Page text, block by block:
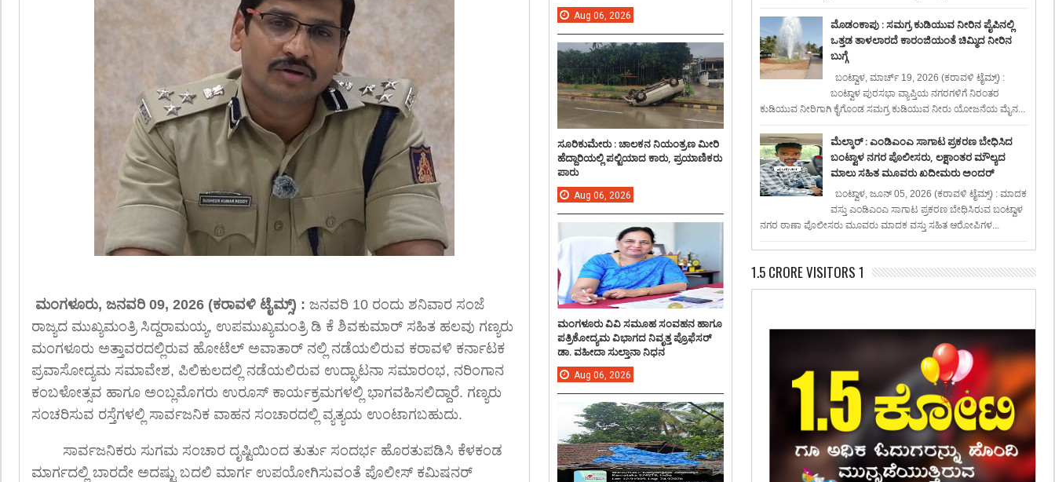
ಮಂಗಳೂರು, ಜನವರಿ 09, 2026 (ಕರಾವಳಿ ಟೈಮ್ಸ್) : ಜನವರಿ 10 ರಂದು ಶನಿವಾರ ಸಂಜೆ
ರಾಜ್ಯದ ಮುಖ್ಯಮಂತ್ರಿ ಸಿದ್ದರಾಮಯ್ಯ, ಉಪಮುಖ್ಯಮಂತ್ರಿ ಡಿ ಕೆ ಶಿವಕುಮಾರ್ ಸಹಿತ ಹಲವು ಗಣ್ಯರು
ಮಂಗಳೂರು ಅತ್ತಾವರದಲ್ಲಿರುವ ಹೋಟೆಲ್ ಅವಾತಾರ್ ನಲ್ಲಿ ನಡೆಯಲಿರುವ ಕರಾವಳಿ ಕರ್ನಾಟಕ
ಪ್ರವಾಸೋದ್ಯಮ ಸಮಾವೇಶ, ಪಿಲಿಕುಲದಲ್ಲಿ ನಡೆಯಲಿರುವ ಉದ್ಘಾಟನಾ ಸಮಾರಂಭ, ನರಿಂಗಾನ
ಕಂಬಳೋತ್ಸವ ಹಾಗೂ ಅಂಬ್ಲಮೊಗರು ಉರೂಸ್ ಕಾರ್ಯಕ್ರಮಗಳಲ್ಲಿ ಭಾಗವಹಿಸಲಿದ್ದಾರೆ. ಗಣ್ಯರು
ಸಂಚರಿಸುವ ರಸ್ತೆಗಳಲ್ಲಿ ಸಾರ್ವಜನಿಕ ವಾಹನ ಸಂಚಾರದಲ್ಲಿ ವ್ಯತ್ಯಯ ಉಂಟಾಗಬಹುದು.
ಸಾರ್ವಜನಿಕರು ಸುಗಮ ಸಂಚಾರ ದೃಷ್ಟಿಯಿಂದ ತುರ್ತು ಸಂದರ್ಭ ಹೊರತುಪಡಿಸಿ ಕೆಳಕಂಡ
ಮಾರ್ಗದಲ್ಲಿ ಬಾರದೇ ಅದಷ್ಟು ಬದಲಿ ಮಾರ್ಗ ಉಪಯೋಗಿಸುವಂತೆ ಪೊಲೀಸ್ ಕಮಿಷನರ್
ಮೊಡಂಕಾಪು : ಸಮಗ್ರ ಕುಡಿಯುವ ನೀರಿನ ಪೈಪಿನಲ್ಲಿ
ಒತ್ತಡ ತಾಳಲಾರದೆ ಕಾರಂಜಿಯಂತೆ ಚಿಮ್ಮಿದ ನೀರಿನ
ಬುಗ್ಗೆ
ಬಂಟ್ವಾಳ, ಮಾರ್ಚ್ 19, 2026 (ಕರಾವಳಿ ಟೈಮ್ಸ್) :
ಬಂಟ್ವಾಳ ಪುರಸಭಾ ವ್ಯಾಪ್ತಿಯ ನಗರಗಳಿಗೆ ನಿರಂತರ
ಕುಡಿಯುವ ನೀರಿಗಾಗಿ ಕೈಗೊಂಡ ಸಮಗ್ರ ಕುಡಿಯುವ ನೀರು ಯೋಜನೆಯ ಮೈನ...
ಮೆಲ್ಕಾರ್ : ಎಂಡಿಎಂಎ ಸಾಗಾಟ ಪ್ರಕರಣ ಬೇಧಿಸಿದ
ಬಂಟ್ವಾಳ ನಗರ ಪೊಲೀಸರು, ಲಕ್ಷಾಂತರ ಮೌಲ್ಯದ
ಮಾಲು ಸಹಿತ ಮೂವರು ಖದೀಮರು ಅಂದರ್
ಬಂಟ್ವಾಳ, ಜೂನ್ 05, 2026 (ಕರಾವಳಿ ಟೈಮ್ಸ್) : ಮಾದಕ
ವಸ್ತು ಎಂಡಿಎಂಎ ಸಾಗಾಟ ಪ್ರಕರಣ ಬೇಧಿಸಿರುವ ಬಂಟ್ವಾಳ
ನಗರ ಠಾಣಾ ಪೊಲೀಸರು ಮೂವರು ಮಾದಕ ವಸ್ತು ಸಹಿತ ಆರೋಪಿಗಳ...
1.5 CRORE VISITORS 1
Aug 06, 2026
ಸೂರಿಕುಮೇರು : ಚಾಲಕನ ನಿಯಂತ್ರಣ ಮೀರಿ
ಹೆದ್ದಾರಿಯಲ್ಲಿ ಪಲ್ಟಿಯಾದ ಕಾರು, ಪ್ರಯಾಣಿಕರು
ಪಾರು
Aug 06, 2026
ಮಂಗಳೂರು ವಿವಿ ಸಮೂಹ ಸಂವಹನ ಹಾಗೂ
ಪತ್ರಿಕೋದ್ಯಮ ವಿಭಾಗದ ನಿವೃತ್ತ ಪ್ರೊಫೆಸರ್
ಡಾ. ವಹೀದಾ ಸುಲ್ತಾನಾ ನಿಧನ
Aug 06, 2026